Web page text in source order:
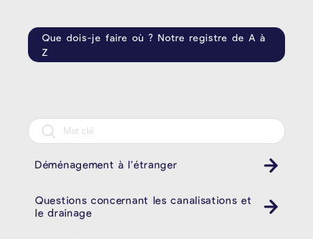
Que dois-je faire où ? Notre registre de A à
Z
Déménagement à l’étranger
Questions concernant les canalisations et
le drainage